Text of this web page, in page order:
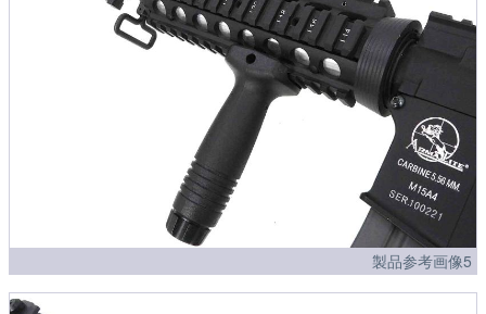
製品参考画像5